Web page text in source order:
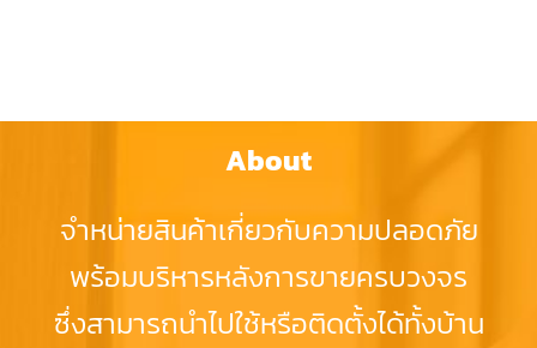
About
จำหน่ายสินค้าเกี่ยวกับความปลอดภัย
พร้อมบริหารหลังการขายครบวงจร
ซึ่งสามารถนำไปใช้หรือติดตั้งได้ทั้งบ้าน